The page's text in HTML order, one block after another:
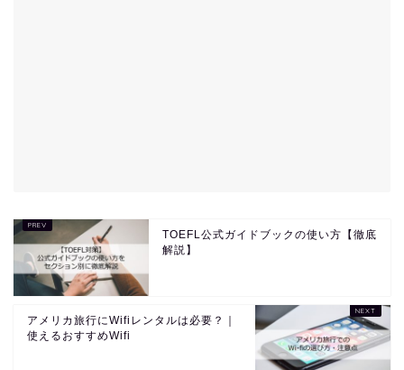
TOEFL公式ガイドブックの使い方【徹底
解説】
アメリカ旅行にWifiレンタルは必要？｜
使えるおすすめWifi